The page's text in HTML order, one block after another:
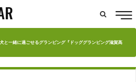
と一緒に過ごせるグランピング『ドッググランピング滋賀高